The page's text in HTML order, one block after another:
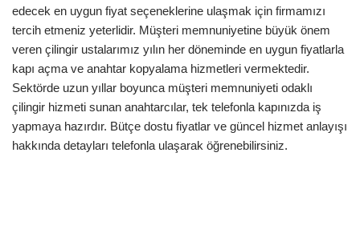
edecek en uygun fiyat seçeneklerine ulaşmak için firmamızı
tercih etmeniz yeterlidir. Müşteri memnuniyetine büyük önem
veren çilingir ustalarımız yılın her döneminde en uygun fiyatlarla
kapı açma ve anahtar kopyalama hizmetleri vermektedir.
Sektörde uzun yıllar boyunca müşteri memnuniyeti odaklı
çilingir hizmeti sunan anahtarcılar, tek telefonla kapınızda iş
yapmaya hazırdır. Bütçe dostu fiyatlar ve güncel hizmet anlayışı
hakkında detayları telefonla ulaşarak öğrenebilirsiniz.